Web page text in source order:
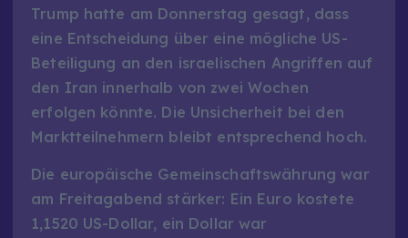
Trump hatte am Donnerstag gesagt, dass
eine Entscheidung über eine mögliche US-
Beteiligung an den israelischen Angriffen auf
den Iran innerhalb von zwei Wochen
erfolgen könnte. Die Unsicherheit bei den
Marktteilnehmern bleibt entsprechend hoch.
Die europäische Gemeinschaftswährung war
am Freitagabend stärker: Ein Euro kostete
1,1520 US-Dollar, ein Dollar war